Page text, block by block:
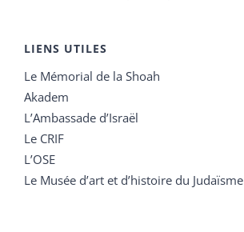
LIENS UTILES
Le Mémorial de la Shoah
Akadem
L’Ambassade d’Israël
Le CRIF
L’OSE
Le Musée d’art et d’histoire du Judaïsme